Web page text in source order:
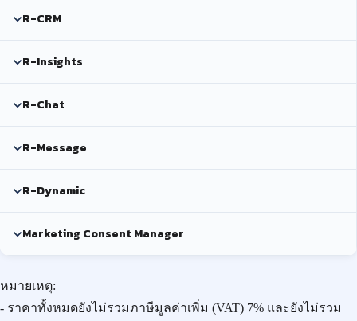
R-CRM
R-Insights
R-Chat
R-Message
R-Dynamic
Marketing Consent Manager
หมายเหตุ:
- ราคาทั้งหมดยังไม่รวมภาษีมูลค่าเพิ่ม (VAT) 7% และยังไม่รวม